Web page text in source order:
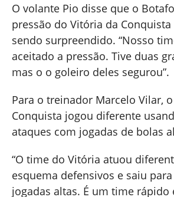
O volante Pio disse que o
pressão do Vitória da Conquista
sendo surpreendido. “Nosso
aceitado a pressão. Tive duas
mas o o goleiro deles segurou”.
Para o treinador Marcelo Vilar,
Conquista jogou diferente
ataques com jogadas de bolas
“O time do Vitória atuou
esquema defensivos e saiu
jogadas altas. É um time rápido